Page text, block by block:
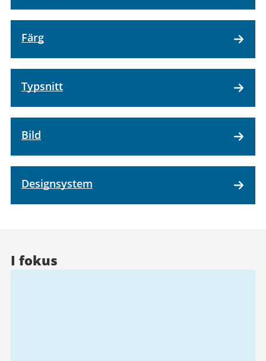
Färg
Typsnitt
Bild
Designsystem
I fokus